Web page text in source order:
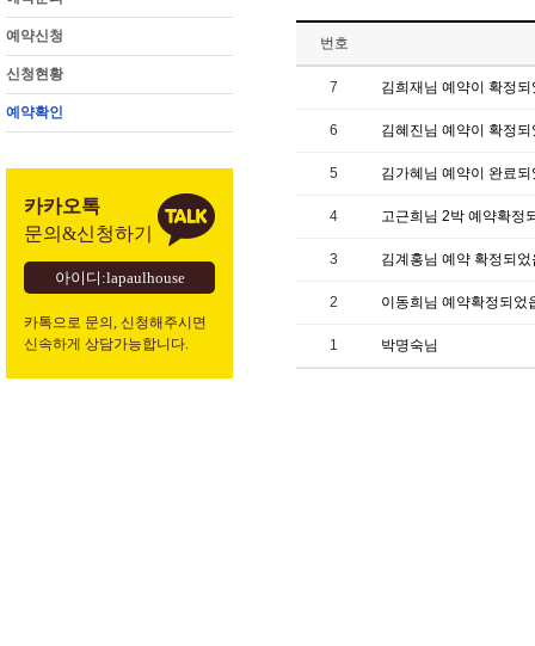
예약신청
신청현황
예약확인
카카오톡
문의&신청하기
아이디:lapaulhouse
카톡으로 문의, 신청해주시면
신속하게 상담가능합니다.
번호
7 김희재님 예약이 확정
6 김혜진님 예약이 확정
5 김가혜님 예약이 완료
4 고근희님 2박 예약확정
3 김계홍님 예약 확정되
2 이동희님 예약확정되었
1 박명숙님